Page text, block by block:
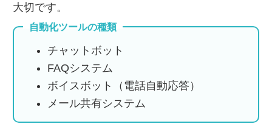
大切です。
自動化ツールの種類
チャットボット
FAQシステム
ボイスボット（電話自動応答）
メール共有システム